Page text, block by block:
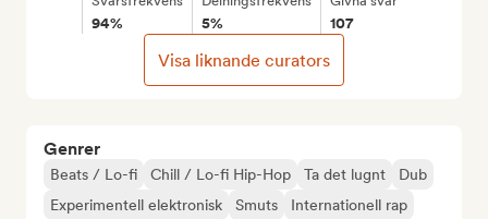
Genrer
Beats / Lo-fi Chill / Lo-fi Hip-Hop Ta det lugnt
Dub
Experimentell elektronisk
Smuts
Internationell rap
94% 5% 107
Visa liknande curators